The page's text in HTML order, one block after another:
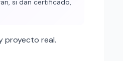
proyecto real.